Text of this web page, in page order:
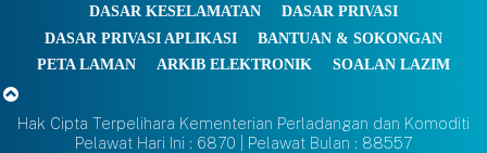
DASAR KESELAMATAN
DASAR PRIVASI
DASAR PRIVASI APLIKASI
BANTUAN & SOKONGAN
PETA LAMAN
ARKIB ELEKTRONIK SOALAN LAZIM
Hak Cipta Terpelihara Kementerian Perladangan dan Komoditi
Pelawat Hari Ini : 6870 | Pelawat Bulan : 88557